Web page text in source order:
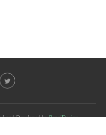
and Developed byPenciDesign